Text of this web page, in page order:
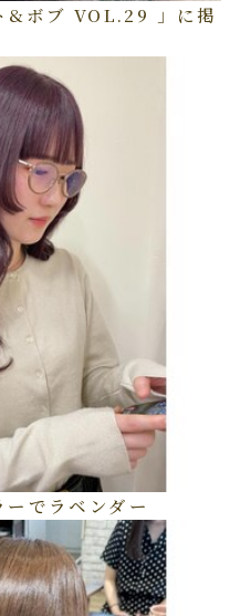
&ボブ VOL.29 」に掲
ーでラベンダー